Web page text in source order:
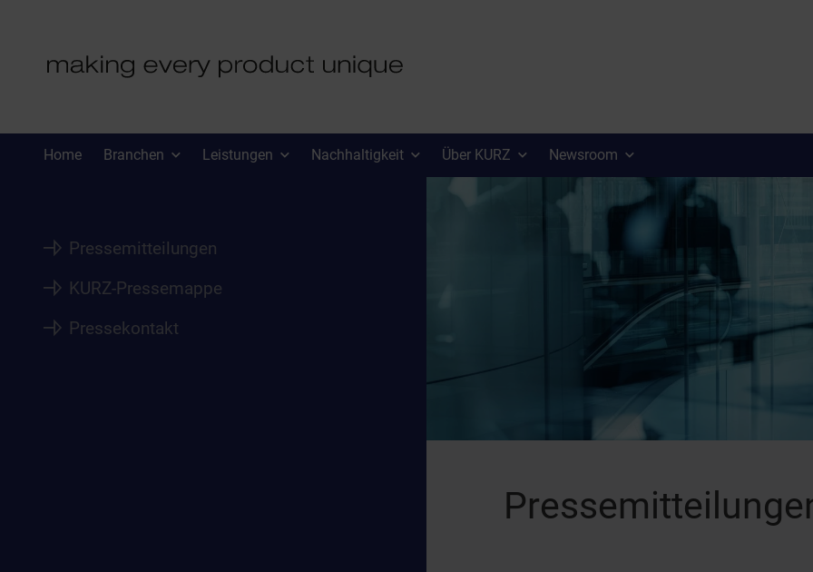
Home Branchen Leistungen Nachhaltigkeit Über KURZ Newsroom
Pressemitteilungen
KURZ-Pressemappe
Pressekontakt